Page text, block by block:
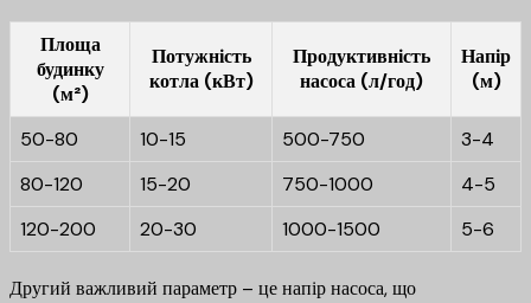
Площа
будинку
(м²)
Потужність
котла (кВт)
Продуктивність
насоса (л/год)
Напір
(м)
50-80 10-15 500-750
3-4
80-120
15-20 750-1000
4-5
120-200
20-30 1000-1500 5-6
Другий важливий параметр – це напір насоса, що